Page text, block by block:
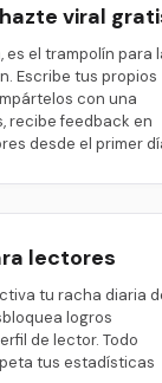
viral
es el trampolín para
Escribe tus propios
con una
recibe feedback en
desde el primer
lectores
tu racha diaria
logros
de lector. Todo
tus estadísticas